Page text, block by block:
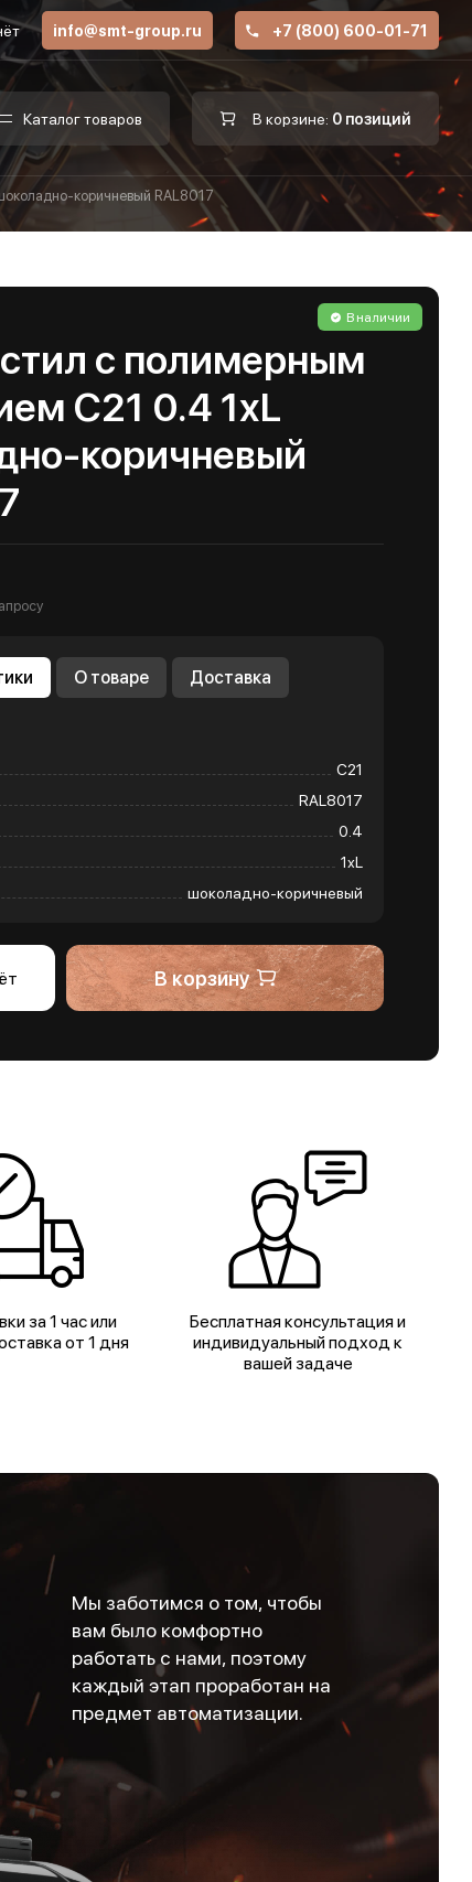
info@smt-group.ru +7 (800) 600-01-71
Каталог товаров В корзине: 0 позиций
коричневый RAL8017
В наличии
с полимерным
С21 0.4 1хL
коричневый
О товаре Доставка
С21
RAL8017
0.4
1хL
шоколадно-коричневый
В корзину
за 1 час или
от 1 дня
Бесплатная консультация и
индивидуальный подход к
вашей задаче
Мы заботимся о том, чтобы
вам было комфортно
работать с нами, поэтому
каждый этап проработан на
предмет автоматизации.